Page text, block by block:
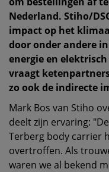
Nederland. Stiho/
impact op het
door onder andere
energie en
vraagt
zo ook de indirecte
Mark Bos van Stiho
deelt zijn ervaring:
Terberg body carrier
overtroffen. Als
waren we al bekend